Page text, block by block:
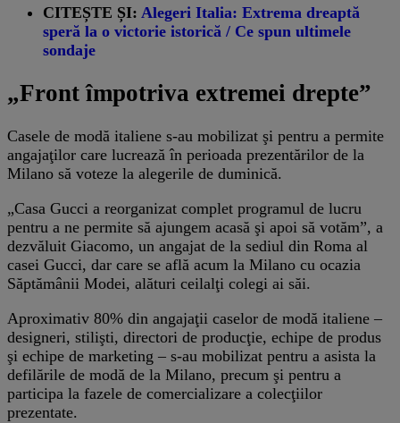
CITEȘTE ȘI: Alegeri Italia: Extrema dreaptă
speră la o victorie istorică / Ce spun ultimele
sondaje
„Front împotriva extremei drepte”
Casele de modă italiene s-au mobilizat şi pentru a permite
angajaţilor care lucrează în perioada prezentărilor de la
Milano să voteze la alegerile de duminică.
„Casa Gucci a reorganizat complet programul de lucru
pentru a ne permite să ajungem acasă şi apoi să votăm”, a
dezvăluit Giacomo, un angajat de la sediul din Roma al
casei Gucci, dar care se află acum la Milano cu ocazia
Săptămânii Modei, alături ceilalţi colegi ai săi.
Aproximativ 80% din angajaţii caselor de modă italiene –
designeri, stilişti, directori de producţie, echipe de produs
şi echipe de marketing – s-au mobilizat pentru a asista la
defilările de modă de la Milano, precum şi pentru a
participa la fazele de comercializare a colecţiilor
prezentate.